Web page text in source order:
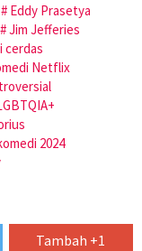
Eddy Prasetya
Jim Jefferies
cerdas
Netflix
2024
Tambah +1